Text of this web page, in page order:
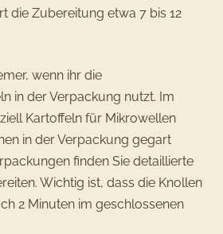
die Zubereitung etwa 7 bis 12
wenn ihr die
in der Verpackung nutzt. Im
Kartoffeln für Mikrowellen
in der Verpackung gegart
finden Sie detaillierte
Wichtig ist, dass die Knollen
2 Minuten im geschlossenen